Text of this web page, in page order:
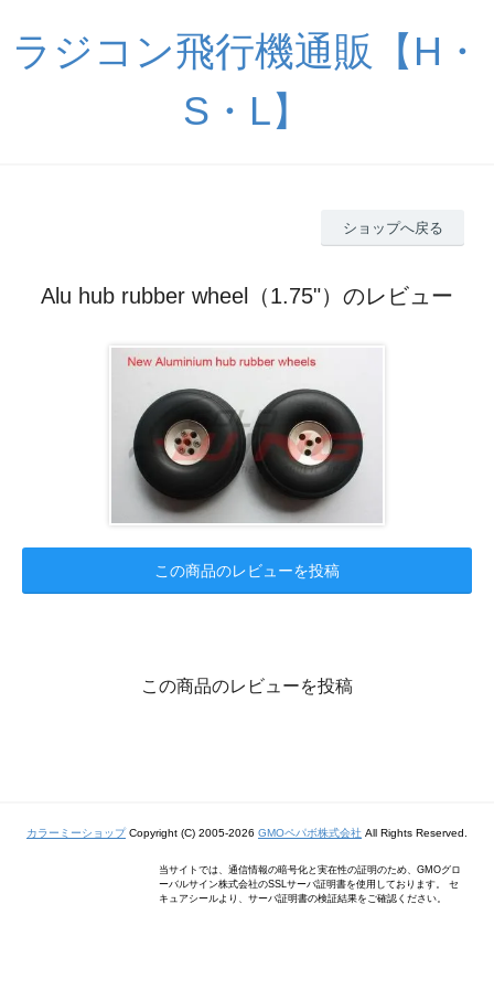
ラジコン飛行機通販【H・
S・L】
ショップへ戻る
Alu hub rubber wheel（1.75"）のレビュー
この商品のレビューを投稿
この商品のレビューを投稿
カラーミーショップCopyright (C) 2005-2026 GMOペパボ株式会社 All Rights Reserved.
当サイトでは、通信情報の暗号化と実在性の証明のため、GMOグロ
ーバルサイン株式会社のSSLサーバ証明書を使用しております。 セ
キュアシールより、サーバ証明書の検証結果をご確認ください。